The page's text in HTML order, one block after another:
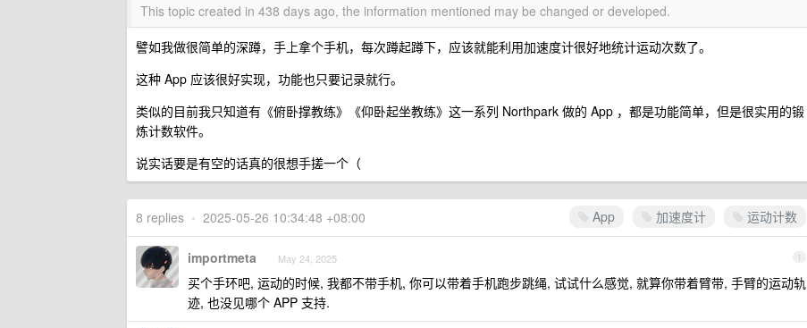
This topic created in 438 days ago, the information mentioned may be changed or developed.
譬如我做很简单的深蹲，手上拿个手机，每次蹲起蹲下，应该就能利用加速度计很好地统计运动次数了。
这种 App 应该很好实现，功能也只要记录就行。
类似的目前我只知道有《俯卧撑教练》《仰卧起坐教练》这一系列 Northpark 做的 App ，都是功能简单，但是很实用的锻
炼计数软件。
说实话要是有空的话真的很想手搓一个（
App 加速度计 运动计数
8 replies • 2025-05-26 10:34:48 +08:00
1
importmeta May 24, 2025
买个手环吧, 运动的时候, 我都不带手机, 你可以带着手机跑步跳绳, 试试什么感觉, 就算你带着臂带, 手臂的运动轨
迹, 也没见哪个 APP 支持.